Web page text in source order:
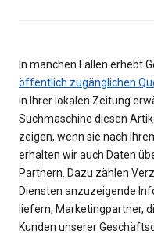
In manchen Fällen erhebt
öffentlich zugänglichen
in Ihrer lokalen Zeitung
Suchmaschine diesen
zeigen, wenn sie nach
erhalten wir auch Daten
Partnern. Dazu zählen
Diensten anzuzeigende
liefern, Marketingpartner,
Kunden unserer